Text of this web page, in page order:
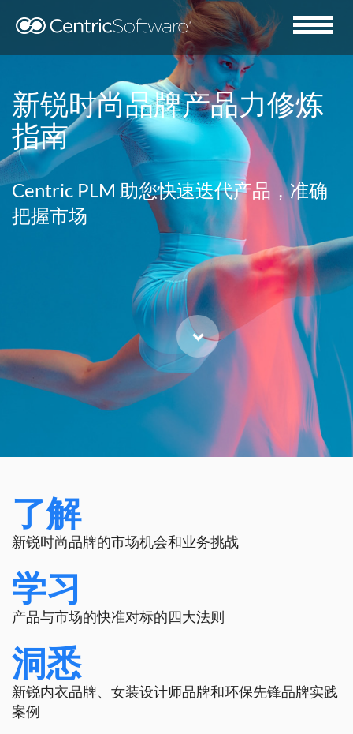
新锐时尚品牌产品力修炼
指南
Centric PLM 助您快速迭代产品，准确
把握市场
了解
新锐时尚品牌的市场机会和业务挑战
学习
产品与市场的快准对标的四大法则
洞悉
新锐内衣品牌、女装设计师品牌和环保先锋品牌实践
案例